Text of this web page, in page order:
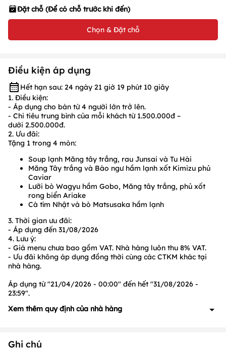
Đặt chỗ (Để có chỗ trước khi đến)
Chọn & Đặt chỗ
Điều kiện áp dụng
Hết hạn sau: 24 ngày 21 giờ 19 phút 10 giây
1. Điều kiện:
- Áp dụng cho bàn từ4 người lớn trở lên.
- Chi tiêu trung bình của mỗi khách từ 1.500.000đ –
dưới 2.500.000đ.
2. Ưu đãi:
Tặng 1 trong 4 món:
Soup lạnh Măng tây trắng, rau Junsai và Tu Hài
Măng Tây trắng và Bào ngư hầm lạnh xốt Kimizu phủ
Caviar
Lưỡi bò Wagyu hầm Gobo, Măng tây trắng, phủ xốt
rong biển Ariake
Cà tím Nhật và bò Matsusaka hầm lạnh
3. Thời gian ưu đãi:
- Áp dụng đến 31/08/2026
4. Lưu ý:
- Giá menu chưa bao gồm VAT. Nhà hàng luôn thu 8% VAT.
- Ưu đãi không áp dụng đồng thời cùng các CTKM khác tại
nhà hàng.
Áp dụng từ "21/04/2026 - 00:00" đến hết "31/08/2026 -
23:59".
Xem thêm quy định của nhà hàng
Tháng 3 (Ngày 8);
Ghi chú